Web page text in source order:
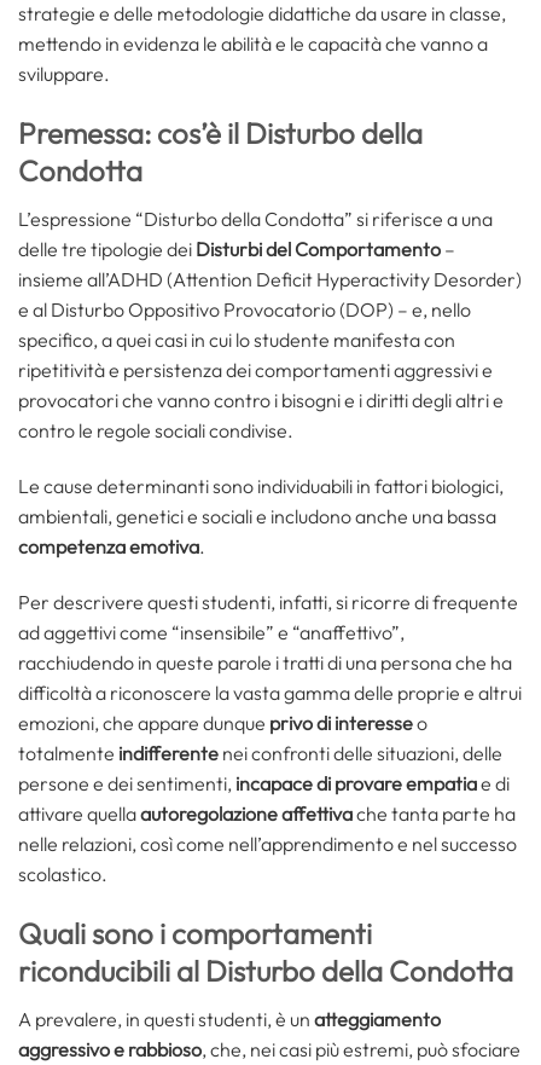
strategie e delle metodologie didattiche da usare in classe,
mettendo in evidenza le abilità e le capacità che vanno a
sviluppare.
Premessa: cos’è il Disturbo della
Condotta
L’espressione “Disturbo della Condotta” si riferisce a una
delle tre tipologie dei Disturbi del Comportamento –
insieme all’ADHD (Attention Deficit Hyperactivity Desorder)
e al Disturbo Oppositivo Provocatorio (DOP) – e, nello
specifico, a quei casi in cui lo studente manifesta con
ripetitività e persistenza dei comportamenti aggressivi e
provocatori che vanno contro i bisogni e i diritti degli altri e
contro le regole sociali condivise.
Le cause determinanti sono individuabili in fattori biologici,
ambientali, genetici e sociali e includono anche una bassa
competenza emotiva.
Per descrivere questi studenti, infatti, si ricorre di frequente
ad aggettivi come “insensibile” e “anaffettivo”,
racchiudendo in queste parole i tratti di una persona che ha
difficoltà a riconoscere la vasta gamma delle proprie e altrui
emozioni, che appare dunque privo di interesseo
totalmente indifferente nei confronti delle situazioni, delle
persone e dei sentimenti, incapace di provare empatiae di
attivare quellaautoregolazione affettivache tanta parte ha
nelle relazioni, così come nell’apprendimento e nel successo
scolastico.
Quali sono i comportamenti
riconducibili al Disturbo della Condotta
A prevalere, in questi studenti, è un atteggiamento
aggressivo e rabbioso, che, nei casi più estremi, può sfociare